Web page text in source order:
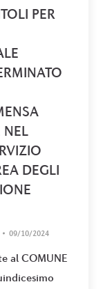
PER
NEL
DEGLI
09/10/2024
al COMUNE